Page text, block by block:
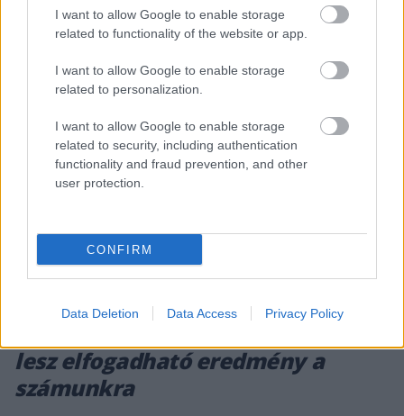
I want to allow Google to enable storage
related to functionality of the website or app.
I want to allow Google to enable storage
related to personalization.
I want to allow Google to enable storage
related to security, including authentication
functionality and fraud prevention, and other
user protection.
CONFIRM
Data Deletion Data Access Privacy Policy
FORMA-1 / 2023. FEBR. 6.
lesz elfogadható eredmény a
számunkra